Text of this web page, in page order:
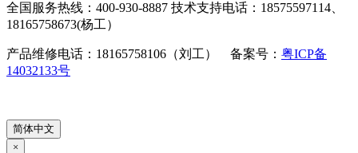
全国服务热线：400-930-8887 技术支持电话：18575597114、
18165758673(杨工）
产品维修电话：18165758106（刘工） 备案号： 粤ICP备
14032133号
简体中文
×